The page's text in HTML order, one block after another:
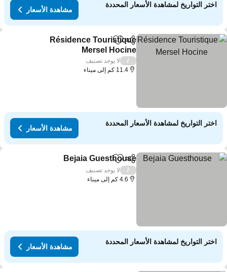
اختر التواريخ لمشاهدة الأسعار المحددة
مشاهدة الأسعار
مشاركةAdd to favorites
Résidence Touristique
Mersel Hocine
لا يوجد تصنيف
11.4 كم إلى ميناء
اختر التواريخ لمشاهدة الأسعار المحددة
مشاهدة الأسعار
مشاركةAdd to favorites
Bejaia Guesthouse
لا يوجد تصنيف
4.6 كم إلى ميناء
اختر التواريخ لمشاهدة الأسعار المحددة
مشاهدة الأسعار